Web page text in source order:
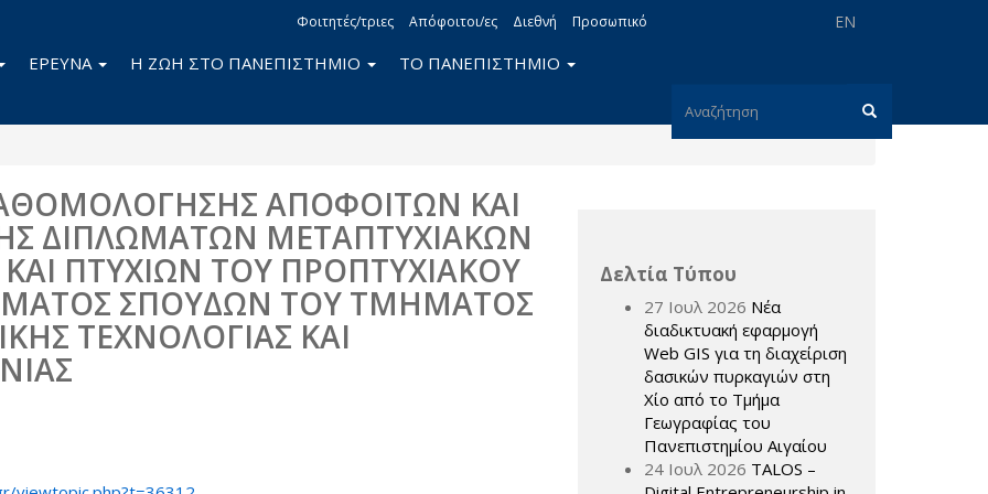
EN
Φοιτητές/τριες Απόφοιτοι/ες Διεθνή Προσωπικό
Φόρμα
ΕΡΕΥΝΑ Η ΖΩΗ ΣΤΟ ΠΑΝΕΠΙΣΤΗΜΙΟ ΤΟ ΠΑΝΕΠΙΣΤΗΜΙΟ
ΑΠΟΦΟΙΤΩΝ ΚΑΙ
ΔΙΠΛΩΜΑΤΩΝ ΜΕΤΑΠΤΥΧΙΑΚΩΝ
ΠΤΥΧΙΩΝ ΤΟΥ ΠΡΟΠΤΥΧΙΑΚΟΥ
ΣΠΟΥΔΩΝ ΤΟΥ ΤΜΗΜΑΤΟΣ
ΤΕΧΝΟΛΟΓΙΑΣ ΚΑΙ
Δελτία Τύπου
27 Ιουλ 2026 Νέα
διαδικτυακή εφαρμογή
Web GIS για τη διαχείριση
δασικών πυρκαγιών στη
Χίο από το Τμήμα
Γεωγραφίας του
Πανεπιστημίου Αιγαίου
24 Ιουλ 2026 TALOS –